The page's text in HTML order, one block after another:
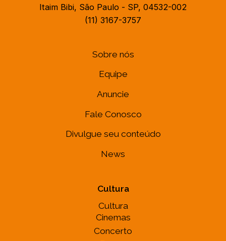
Itaim Bibi, São Paulo - SP, 04532-002
(11) 3167-3757
Sobre nós
Equipe
Anuncie
Fale Conosco
Divulgue seu conteúdo
News
Cultura
Cultura
Cinemas
Concerto